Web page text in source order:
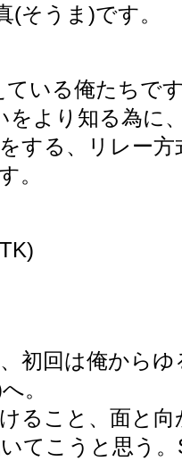
(そうま)です。
ている俺たちで
をより知る為に
する、リレー
。
初回は俺からゆ
。
ること、面と
てこうと思う